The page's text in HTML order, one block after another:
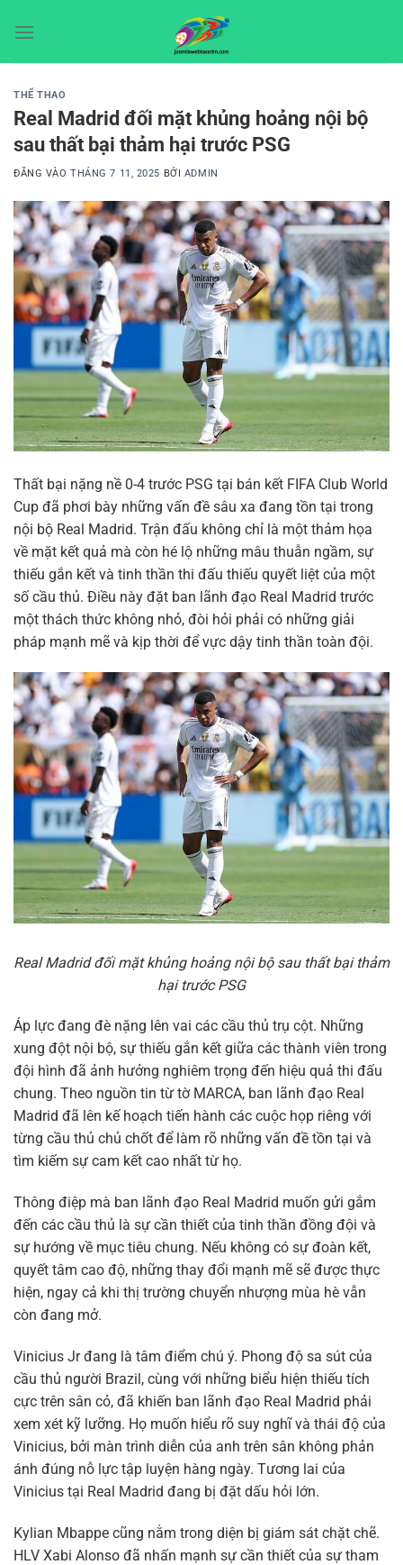
qua
THỂ THAO
Real Madrid đối mặt khủng hoảng nội bộ
sau thất bại thảm hại trước PSG
ĐĂNG VÀOTHÁNG 7 11, 2025 BỞI ADMIN
Thất bại nặng nề 0-4 trước PSG tại bán kết FIFA Club World
Cup đã phơi bày những vấn đề sâu xa đang tồn tại trong
nội bộ Real Madrid. Trận đấu không chỉ là một thảm họa
về mặt kết quả mà còn hé lộ những mâu thuẫn ngầm, sự
thiếu gắn kết và tinh thần thi đấu thiếu quyết liệt của một
số cầu thủ. Điều này đặt ban lãnh đạo Real Madrid trước
một thách thức không nhỏ, đòi hỏi phải có những giải
pháp mạnh mẽ và kịp thời để vực dậy tinh thần toàn đội.
Real Madrid đối mặt khủng hoảng nội bộ sau thất bại thảm
hại trước PSG
Áp lực đang đè nặng lên vai các cầu thủ trụ cột. Những
xung đột nội bộ, sự thiếu gắn kết giữa các thành viên trong
đội hình đã ảnh hưởng nghiêm trọng đến hiệu quả thi đấu
chung. Theo nguồn tin từ tờ MARCA, ban lãnh đạo Real
Madrid đã lên kế hoạch tiến hành các cuộc họp riêng với
từng cầu thủ chủ chốt để làm rõ những vấn đề tồn tại và
tìm kiếm sự cam kết cao nhất từ họ.
Thông điệp mà ban lãnh đạo Real Madrid muốn gửi gắm
đến các cầu thủ là sự cần thiết của tinh thần đồng đội và
sự hướng về mục tiêu chung. Nếu không có sự đoàn kết,
quyết tâm cao độ, những thay đổi mạnh mẽ sẽ được thực
hiện, ngay cả khi thị trường chuyển nhượng mùa hè vẫn
còn đang mở.
Vinicius Jr đang là tâm điểm chú ý. Phong độ sa sút của
cầu thủ người Brazil, cùng với những biểu hiện thiếu tích
cực trên sân cỏ, đã khiến ban lãnh đạo Real Madrid phải
xem xét kỹ lưỡng. Họ muốn hiểu rõ suy nghĩ và thái độ của
Vinicius, bởi màn trình diễn của anh trên sân không phản
ánh đúng nỗ lực tập luyện hàng ngày. Tương lai của
Vinicius tại Real Madrid đang bị đặt dấu hỏi lớn.
Kylian Mbappe cũng nằm trong diện bị giám sát chặt chẽ.
HLV Xabi Alonso đã nhấn mạnh sự cần thiết của sự tham